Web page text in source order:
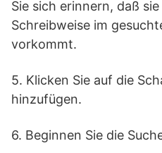
Sie sich erinnern, daß
Schreibweise im
vorkommt.
5. Klicken Sie auf die
hinzufügen.
6. Beginnen Sie die